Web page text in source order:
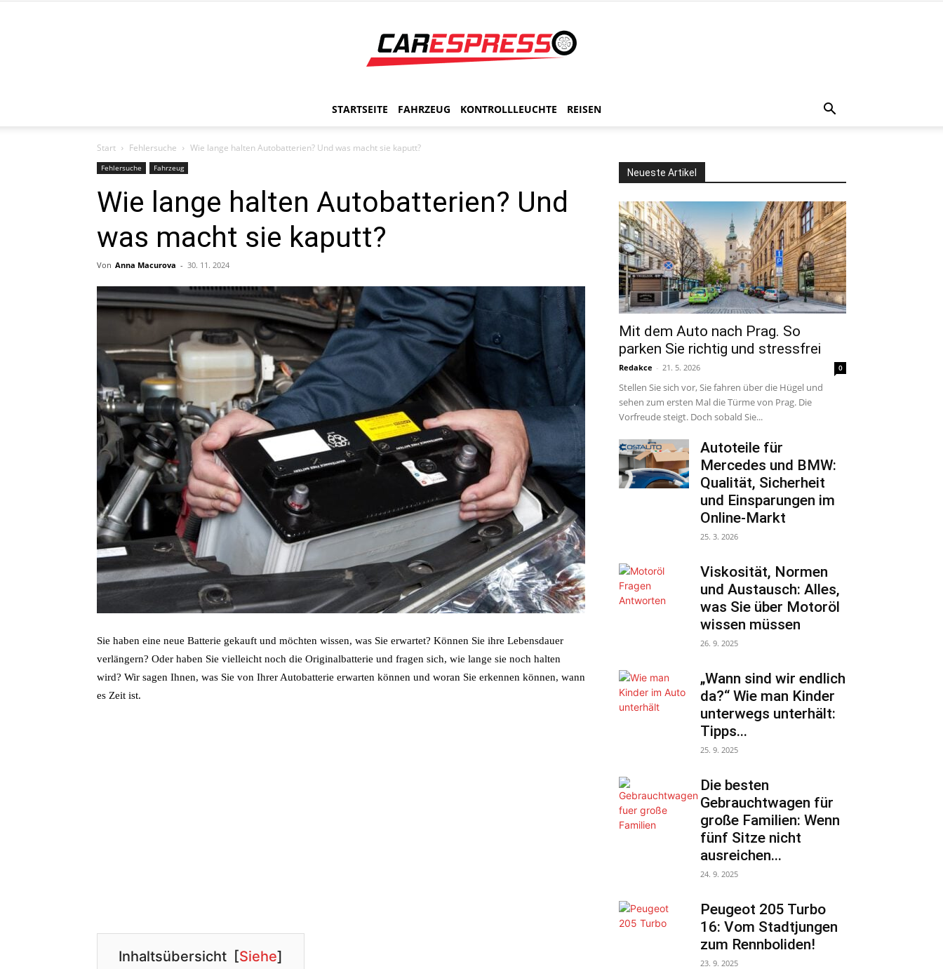
CarEspresso
STARTSEITE FAHRZEUG KONTROLLLEUCHTE REISEN
Start Fehlersuche Wie lange halten Autobatterien? Und was macht sie kaputt?
Fehlersuche Fahrzeug
Wie lange halten Autobatterien? Und
was macht sie kaputt?
Von Anna Macurova - 30. 11. 2024
Sie haben eine neue Batterie gekauft und möchten wissen, was Sie erwartet? Können Sie ihre Lebensdauer
verlängern? Oder haben Sie vielleicht noch die Originalbatterie und fragen sich, wie lange sie noch halten
wird? Wir sagen Ihnen, was Sie von Ihrer Autobatterie erwarten können und woran Sie erkennen können, wann
es Zeit ist.
Inhaltsübersicht [Siehe]
Neueste Artikel
Mit dem Auto nach Prag. So
parken Sie richtig und stressfrei
Redakce - 21. 5. 2026 0
Stellen Sie sich vor, Sie fahren über die Hügel und
sehen zum ersten Mal die Türme von Prag. Die
Vorfreude steigt. Doch sobald Sie...
Autoteile für
Mercedes und BMW:
Qualität, Sicherheit
und Einsparungen im
Online-Markt
25. 3. 2026
Viskosität, Normen
und Austausch: Alles,
was Sie über Motoröl
wissen müssen
26. 9. 2025
„Wann sind wir endlich
da?“ Wie man Kinder
unterwegs unterhält:
Tipps...
25. 9. 2025
Die besten
Gebrauchtwagen für
große Familien: Wenn
fünf Sitze nicht
ausreichen...
24. 9. 2025
Peugeot 205 Turbo
16: Vom Stadtjungen
zum Rennboliden!
23. 9. 2025